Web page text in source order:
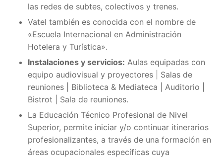
las redes de subtes, colectivos y trenes.
Vatel también es conocida con el nombre de
«Escuela Internacional en Administración
Hotelera y Turística».
Instalaciones y servicios: Aulas equipadas con
equipo audiovisual y proyectores | Salas de
reuniones | Biblioteca & Mediateca | Auditorio |
Bistrot | Sala de reuniones.
La Educación Técnico Profesional de Nivel
Superior, permite iniciar y/o continuar itinerarios
profesionalizantes, a través de una formación en
áreas ocupacionales específicas cuya